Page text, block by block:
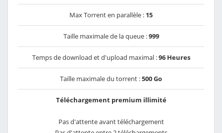
Max Torrent en parallèle : 15
Taille maximale de la queue :999
Temps de download et d'upload maximal :96 Heures
Taille maximale du torrent :500 Go
Téléchargement premium illimité
Pas d'attente avant téléchargement